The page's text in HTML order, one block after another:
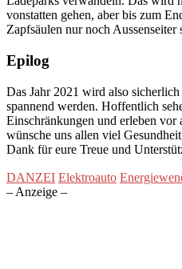
vonstatten gehen, aber bis zum
Zapfsäulen nur noch Aussenseiter
Epilog
Das Jahr 2021 wird also
spannend werden. Hoffentlich
Einschränkungen und erleben
wünsche uns allen viel
Dank für eure Treue und
DANZEI Elektroauto
– Anzeige –